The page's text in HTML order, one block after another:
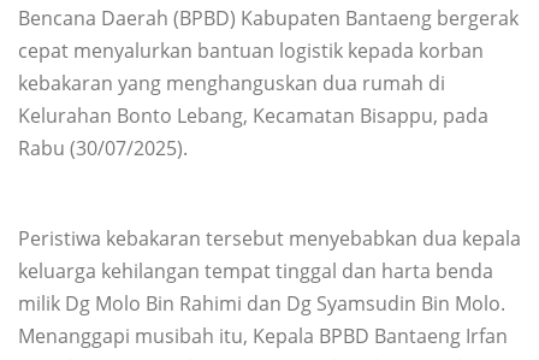
Bencana Daerah (BPBD) Kabupaten Bantaeng bergerak
cepat menyalurkan bantuan logistik kepada korban
kebakaran yang menghanguskan dua rumah di
Kelurahan Bonto Lebang, Kecamatan Bisappu, pada
Rabu (30/07/2025).
Peristiwa kebakaran tersebut menyebabkan dua kepala
keluarga kehilangan tempat tinggal dan harta benda
milik Dg Molo Bin Rahimi dan Dg Syamsudin Bin Molo.
Menanggapi musibah itu, Kepala BPBD Bantaeng Irfan